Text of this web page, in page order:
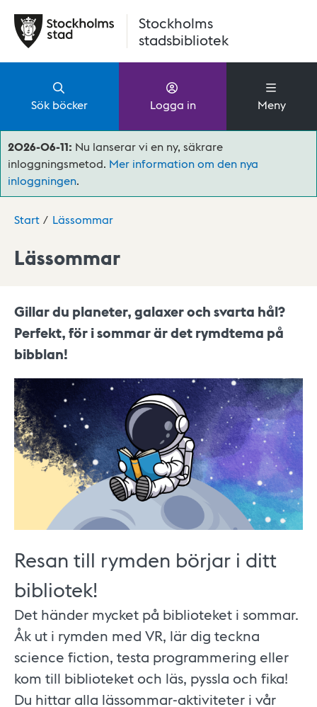
Stockholms
stadsbibliotek
Sök böcker Logga in Meny
2026-06-11: Nu lanserar vi en ny, säkrare
inloggningsmetod. Mer information om den nya
inloggningen.
Start Lässommar
Lässommar
Gillar du planeter, galaxer och svarta hål?
Perfekt, för i sommar är det rymdtema på
bibblan!
Resan till rymden börjar i ditt
bibliotek!
Det händer mycket på biblioteket i sommar.
Åk ut i rymden med VR, lär dig teckna
science fiction, testa programmering eller
kom till biblioteket och läs, pyssla och fika!
Du hittar alla lässommar-aktiviteter i vår